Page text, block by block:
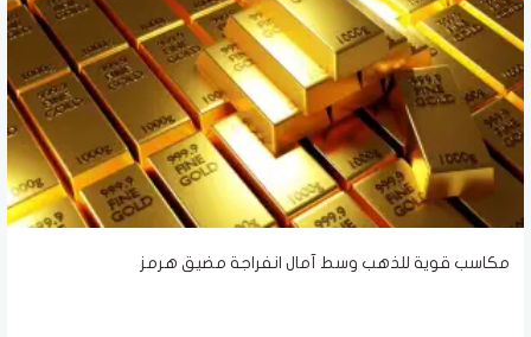
مكاسب قوية للذهب وسط آمال انفراجة مضيق هرمز